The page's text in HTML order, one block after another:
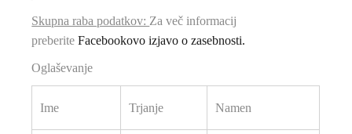
Skupna raba podatkov: Za več informacij
preberiteFacebookovo izjavo o zasebnosti.
Oglaševanje
Ime Trjanje Namen